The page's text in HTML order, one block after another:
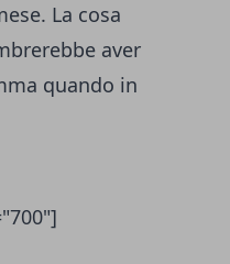
La cosa
aver
quando in